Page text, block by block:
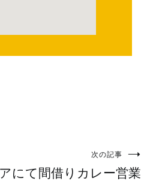
次の記事
にて間借りカレー営業